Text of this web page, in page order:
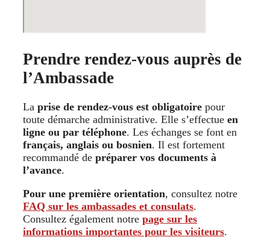
Prendre rendez-vous auprès de
l’Ambassade
La prise de rendez-vous est obligatoire pour
toute démarche administrative. Elle s’effectue en
ligne ou par téléphone. Les échanges se font en
français, anglais ou bosnien. Il est fortement
recommandé de préparer vos documents à
l’avance.
Pour une première orientation, consultez notre
FAQ sur les ambassades et consulats.
Consultez également notre page sur les
informations importantes pour les visiteurs.